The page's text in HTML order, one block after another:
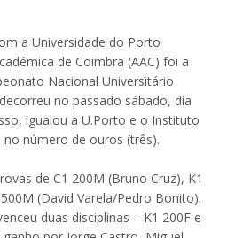
a Universidade do Porto
de Coimbra (AAC) foi a
Nacional Universitário
no passado sábado, dia
igualou a U.Porto e o Instituto
número de ouros (três).
de C1 200M (Bruno Cruz), K1
(David Varela/Pedro Bonito).
duas disciplinas – K1 200F e